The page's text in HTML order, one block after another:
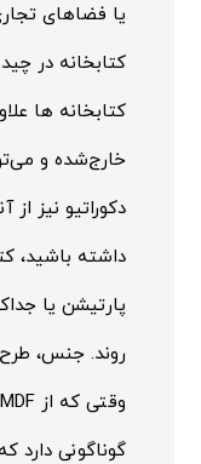
یا فضاهای
کتابخانه در
کتابخانه ها
خارج‌شده و
دکوراتیو نیز
داشته باشید،
پارتیشن یا
روند. جنس،
وقتی که از MDF
گوناگونی